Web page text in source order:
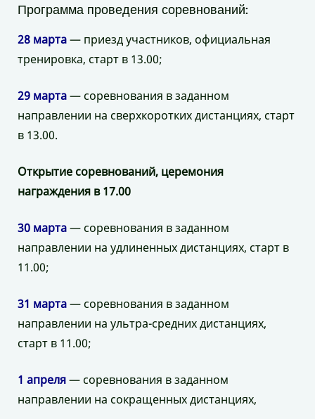
Программа проведения соревнований:
28 марта— приезд участников, официальная
тренировка, старт в 13.00;
29 марта— соревнования в заданном
направлении на сверхкоротких дистанциях, старт
в 13.00.
Открытие соревнований, церемония
награждения в 17.00
30 марта— соревнования в заданном
направлении на удлиненных дистанциях, старт в
11.00;
31 марта— соревнования в заданном
направлении на ультра-средних дистанциях,
старт в 11.00;
1 апреля— соревнования в заданном
направлении на сокращенных дистанциях,